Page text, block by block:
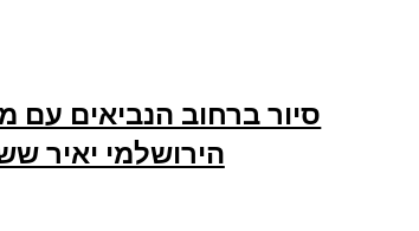
סיור ברחוב הנביאים עם
הירושלמי יאיר